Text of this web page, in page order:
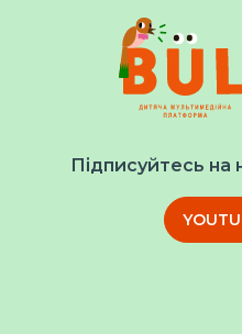
Підписуйтесь на